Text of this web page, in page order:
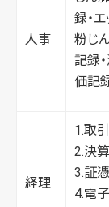
人事
録・
粉じ
記録
価記
経理
1.取
2.決
3.証
4.電